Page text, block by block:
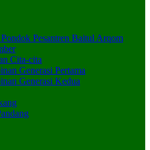
Pesantren Baitul Arqom
Cita-cita
Generasi Pertama
Generasi Kedua